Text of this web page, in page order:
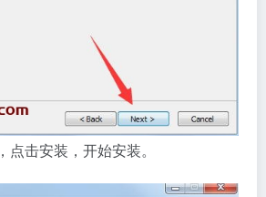
击安装，开始安装。